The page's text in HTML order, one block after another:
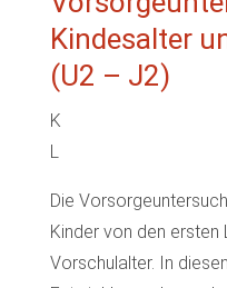
Kindesalter
(U2 – J2)
K
L
Die
Kinder von den ersten
Vorschulalter. In